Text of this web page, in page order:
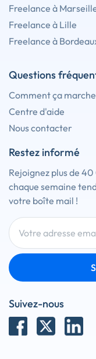
Freelance à
Freelance à Lille
Freelance à
Questions
Comment ça
Centre d'aide
Nous contacter
Restez informé
Rejoignez plus de
chaque semaine
votre boîte mail !
Suivez-nous